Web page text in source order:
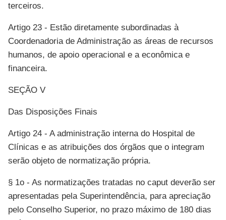
terceiros.
Artigo 23 - Estão diretamente subordinadas à
Coordenadoria de Administração as áreas de recursos
humanos, de apoio operacional e a econômica e
financeira.
SEÇÃO V
Das Disposições Finais
Artigo 24 - A administração interna do Hospital de
Clínicas e as atribuições dos órgãos que o integram
serão objeto de normatização própria.
§ 1o - As normatizações tratadas no caput deverão ser
apresentadas pela Superintendência, para apreciação
pelo Conselho Superior, no prazo máximo de 180 dias